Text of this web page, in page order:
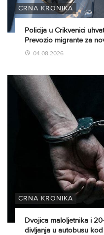
CRNA KRONIKA
Policija u Crikvenici
Prevozio migrante za
04.08.2026
CRNA KRONIKA
Dvojica maloljetnika i
divljanja u autobusu